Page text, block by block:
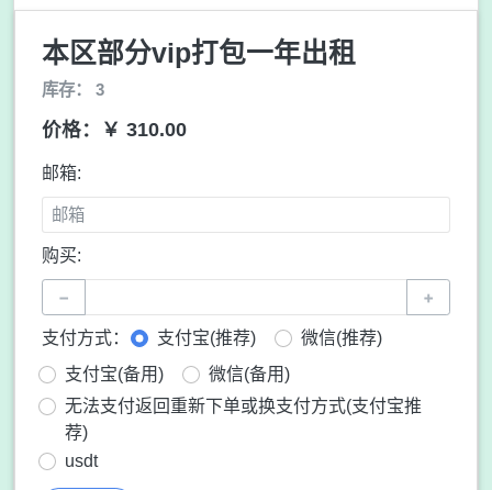
本区部分vip打包一年出租
库存： 3
价格：￥ 310.00
邮箱:
购买:
− +
支付方式： 支付宝(推荐)
微信(推荐)
支付宝(备用)
微信(备用)
无法支付返回重新下单或换支付方式(支付宝推
荐)
usdt